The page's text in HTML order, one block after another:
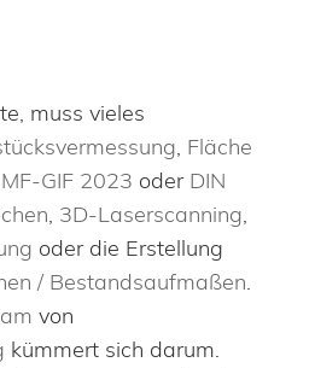
muss vieles
, Fläche
MF-GIF 2023 oder DIN
, 3D-Laserscanning,
oder die Erstellung
/ Bestandsaufmaßen.
von
kümmert sich darum.